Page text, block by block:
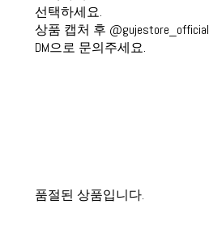
선택하세요.
상품 캡처 후 @gujestore_official
DM으로 문의주세요.
품절된 상품입니다.